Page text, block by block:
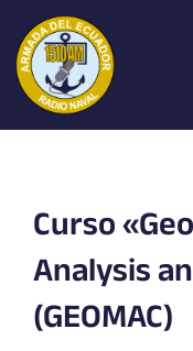
contenido
Curso
Analysis
(GEOMAC)